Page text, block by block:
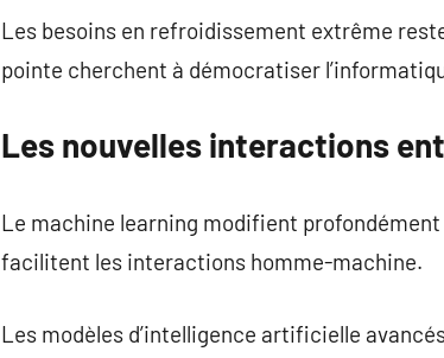
Les besoins en refroidissement extrême
pointe cherchent à démocratiser
Les nouvelles interactions
Le machine learning modifient
facilitent les interactions homme-machine.
Les modèles d’intelligence artificielle